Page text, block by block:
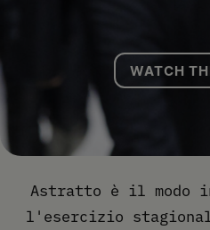
WATCH
Astratto è il modo
l'esercizio